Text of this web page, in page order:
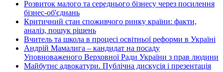
Розвиток малого та середнього бізнесу через посилення
бізнес-об'єднань
Критичний стан споживчого ринку країни: факти,
аналіз, пошук рішень
Вчитель та школа в процесі освітньої реформи в Україні
Андрій Мамалига – кандидат на посаду
Уповноваженого Верховної Ради України з прав людини
Майбутнє адвокатури. Публічна дискусія і презентація